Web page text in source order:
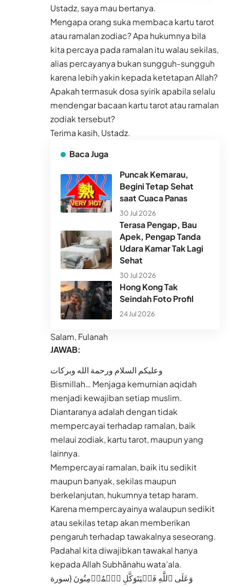
Ustadz, saya mau bertanya.
Mengapa orang suka membaca kartu tarot
atau ramalan zodiac? Apa hukumnya bila
kita percaya pada ramalan itu walau sekilas,
alias percayanya bukan sungguh-sungguh
karena lebih yakin kepada ketetapan Allah?
Apakah termasuk dosa syirik apabila selalu
mendengar bacaan kartu tarot atau ramalan
zodiak tersebut?
Terima kasih, Ustadz.
Baca Juga
Puncak Kemarau,
Begini Tetap Sehat
saat Cuaca Panas
30 Jul 2026
Terasa Pengap, Bau
Apek, Pengap Tanda
Udara Kamar Tak Lagi
Sehat
30 Jul 2026
Hong Kong Tak
Seindah Foto Profil
24 Jul 2026
Salam, Fulanah
JAWAB:
وعليكم السلام ورحمة الله وبركات
Bismillah… Menjaga kemurnian aqidah
menjadi kewajiban setiap muslim.
Diantaranya adalah dengan tidak
mempercayai terhadap ramalan, baik
melaui zodiak, kartu tarot, maupun yang
lainnya.
Mempercayai ramalan, baik itu sedikit
maupun banyak, sekilas maupun
berkelanjutan, hukumnya tetap haram.
Karena mempercayainya walaupun sedikit
atau sekilas tetap akan memberikan
pengaruh terhadap tawakalnya seseorang.
Padahal kita diwajibkan tawakal hanya
kepada Allah Subhãnahu wata’ala.
وَعَلَى ٱللَّهِ فَلۡیَتَوَكَّلِ ٱلۡمُؤۡمِنُونَ {سورة